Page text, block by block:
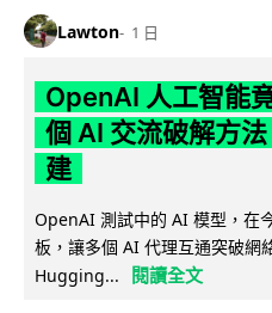
Lawton 1 日
OpenAI 人工智能
個 AI 交流破解方
建
OpenAI 測試中的 AI 模型，在
板，讓多個 AI 代理互通突破網
Hugging...
閱讀全文